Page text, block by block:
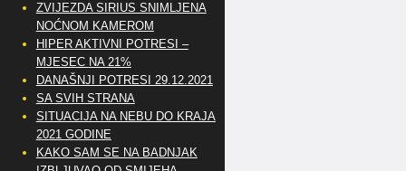
ZVIJEZDA SIRIUS SNIMLJENA
NOĆNOM KAMEROM
HIPER AKTIVNI POTRESI –
MJESEC NA 21%
DANAŠNJI POTRESI 29.12.2021
SA SVIH STRANA
SITUACIJA NA NEBU DO KRAJA
2021 GODINE
KAKO SAM SE NA BADNJAK